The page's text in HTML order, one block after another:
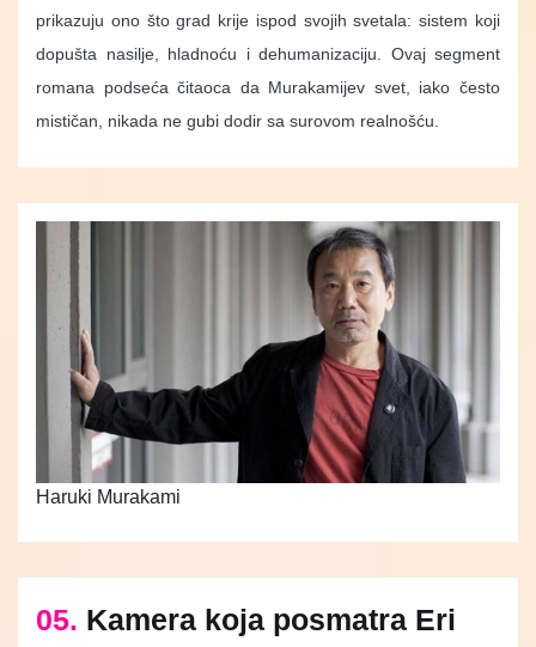
prikazuju ono što grad krije ispod svojih svetala: sistem koji
dopušta nasilje, hladnoću i dehumanizaciju. Ovaj segment
romana podseća čitaoca da Murakamijev svet, iako često
mističan, nikada ne gubi dodir sa surovom realnošću.
Haruki Murakami
05. Kamera koja posmatra Eri